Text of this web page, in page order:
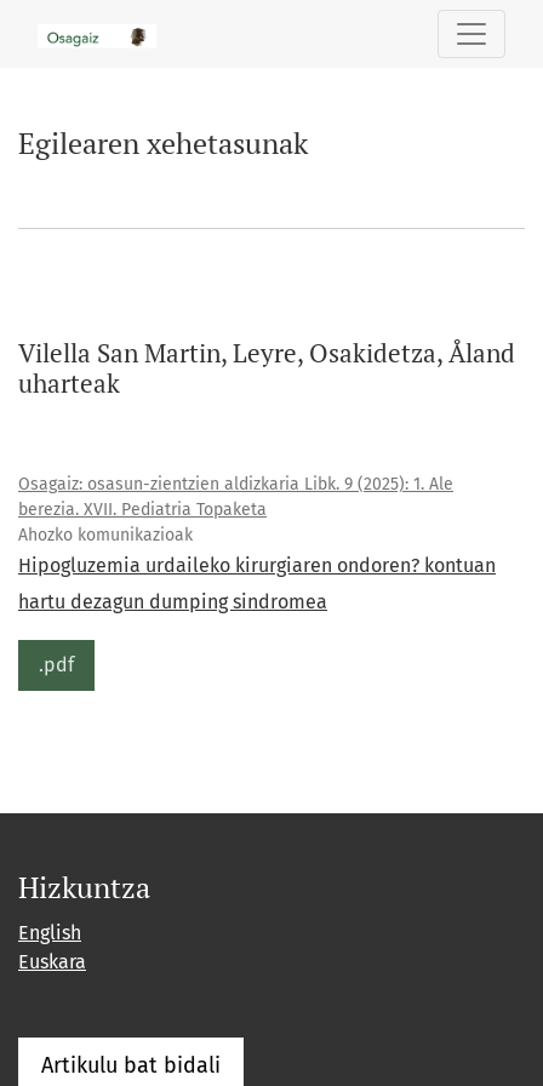
Egilearen xehetasunak
Vilella San Martin, Leyre, Osakidetza, Åland
uharteak
Osagaiz: osasun-zientzien aldizkaria Libk. 9 (2025): 1. Ale
berezia. XVII. Pediatria Topaketa
Ahozko komunikazioak
Hipogluzemia urdaileko kirurgiaren ondoren? kontuan
hartu dezagun dumping sindromea
.pdf
Hizkuntza
English
Euskara
Artikulu bat bidali